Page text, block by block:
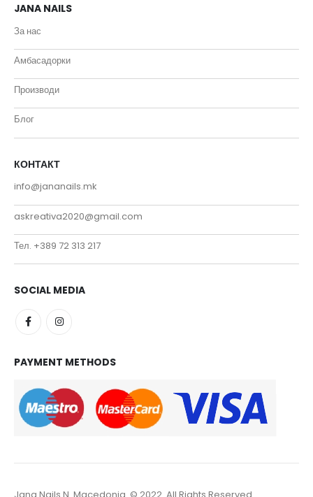
JANA NAILS
За нас
Амбасадорки
Производи
Блог
КОНТАКТ
info@jananails.mk
askreativa2020@gmail.com
Тел. +389 72 313 217
SOCIAL MEDIA
PAYMENT METHODS